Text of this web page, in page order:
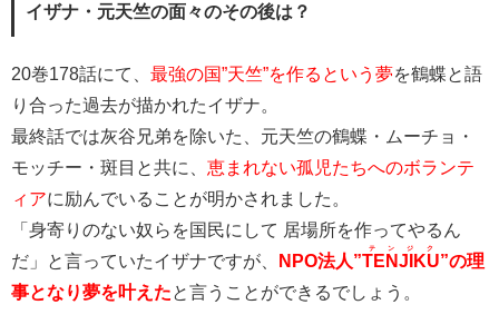
イザナ・元天竺の面々のその後は？
20巻178話にて、 最強の国”天竺”を作るという夢を鶴蝶と語
り合った過去が描かれたイザナ。
最終話では灰谷兄弟を除いた、元天竺の鶴蝶・ムーチョ・
モッチー・斑目と共に、 恵まれない孤児たちへのボランテ
ィアに励んでいることが明かされました。
「身寄りのない奴らを国民にして 居場所を作ってやるん
だ」と言っていたイザナですが、
NPO法人”TENJIKU
テンジク
”の理
事となり夢を叶えたと言うことができるでしょう。